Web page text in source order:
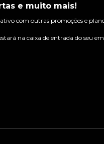
e muito mais!
com outras promoções e
na caixa de entrada do seu